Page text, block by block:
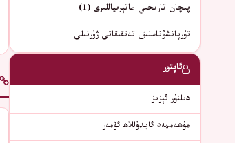
پىچان تارىخىي ماتېرىياللىرى (1)
تۇرپانشۇناسلىق تەتقىقاتى ژۇرنىلى
ئاپتور
دىلنۇر ئېزىز
مۇھەممەد ئابدۇللاھ ئۆمەر